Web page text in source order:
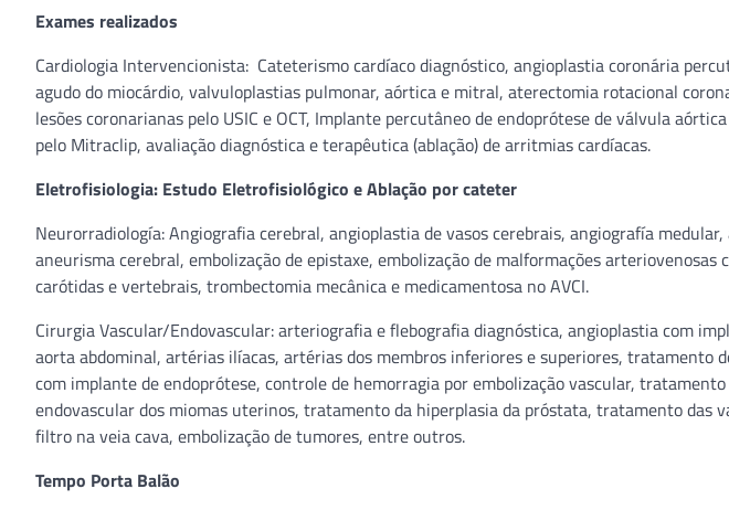
Exames realizados
Cardiologia Intervencionista: Cateterismo cardíaco diagnóstico, angioplastia coronária
agudo do miocárdio, valvuloplastias pulmonar, aórtica e mitral, aterectomia rotacional
lesões coronarianas pelo USIC e OCT, Implante percutâneo de endoprótese de válvula
pelo Mitraclip, avaliação diagnóstica e terapêutica (ablação) de arritmias cardíacas.
Eletrofisiologia: Estudo Eletrofisiológico e Ablação por cateter
Neurorradiología: Angiografia cerebral, angioplastia de vasos cerebrais, angiografía
aneurisma cerebral, embolização de epistaxe, embolização de malformações arteriovenosas
carótidas e vertebrais, trombectomia mecânica e medicamentosa no AVCI.
Cirurgia Vascular/Endovascular: arteriografia e flebografia diagnóstica, angioplastia com
aorta abdominal, artérias ilíacas, artérias dos membros inferiores e superiores, tratamento
com implante de endoprótese, controle de hemorragia por embolização vascular,
endovascular dos miomas uterinos, tratamento da hiperplasia da próstata, tratamento das
filtro na veia cava, embolização de tumores, entre outros.
Tempo Porta Balão